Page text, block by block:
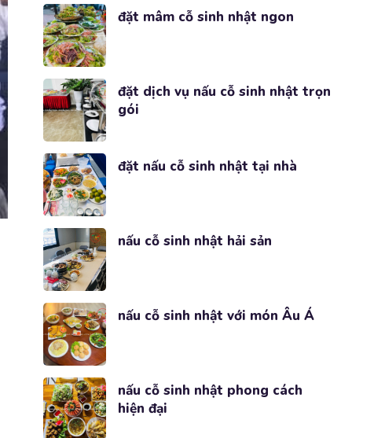
đặt mâm cỗ sinh nhật ngon
đặt dịch vụ nấu cỗ sinh nhật trọn
gói
đặt nấu cỗ sinh nhật tại nhà
nấu cỗ sinh nhật hải sản
nấu cỗ sinh nhật với món Âu Á
nấu cỗ sinh nhật phong cách
hiện đại